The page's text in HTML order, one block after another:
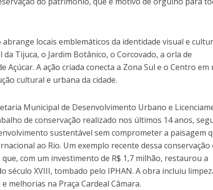
locais emblemáticos da identidade visual e
Tijuca, o Jardim Botânico, o Corcovado, a orla de
Açúcar. A ação criada conecta a Zona Sul e o Centro em
cultural e urbana da cidade.
Municipal de Desenvolvimento Urbano e
de conservação realizado nos últimos 14 anos,
sustentável sem comprometer a paisagem
ao Rio. Um exemplo recente dessa conservação
com um investimento de R$ 1,7 milhão, restaurou a
século XVIII, tombado pelo IPHAN. A obra incluiu
melhorias na Praça Cardeal Câmara.